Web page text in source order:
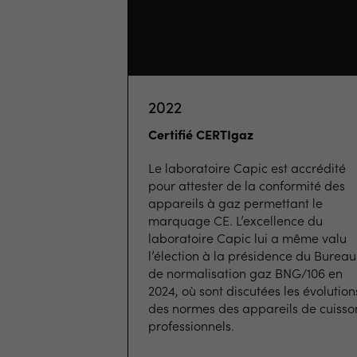
2022
Certifié CERTIgaz
Le laboratoire Capic est accrédité
pour attester de la conformité des
appareils à gaz permettant le
marquage CE. L’excellence du
laboratoire Capic lui a même valu
l’élection à la présidence du Bureau
de normalisation gaz BNG/106 en
2024, où sont discutées les
des normes des appareils de
professionnels.